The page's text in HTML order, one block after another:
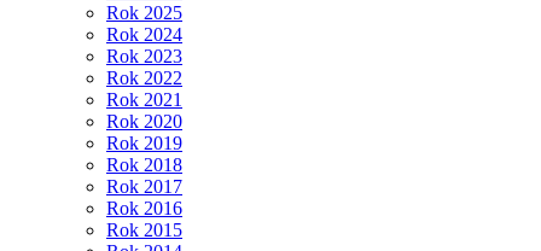
Rok 2025
Rok 2024
Rok 2023
Rok 2022
Rok 2021
Rok 2020
Rok 2019
Rok 2018
Rok 2017
Rok 2016
Rok 2015